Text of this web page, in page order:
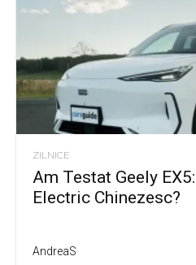
ZILNICE
Am Testat Geely
Electric Chinezesc?
AndreaS